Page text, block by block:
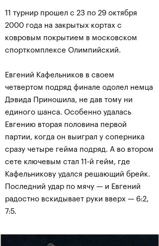
11 турнир прошел с 23 по 29 октября
2000 года на закрытых кортах с
ковровым покрытием в московском
спорткомплексе Олимпийский.
Евгений Кафельников в своем
четвертом подряд финале одолел немца
Дэвида Приношила, не дав тому ни
единого шанса. Особенно удалась
Евгению вторая половина первой
партии, когда он выиграл у соперника
сразу четыре гейма подряд. А во втором
сете ключевым стал 11-й гейм, где
Кафельникову удался решающий брейк.
Последний удар по мячу — и Евгений
радостно вскидывает руки вверх — 6:2,
7:5.